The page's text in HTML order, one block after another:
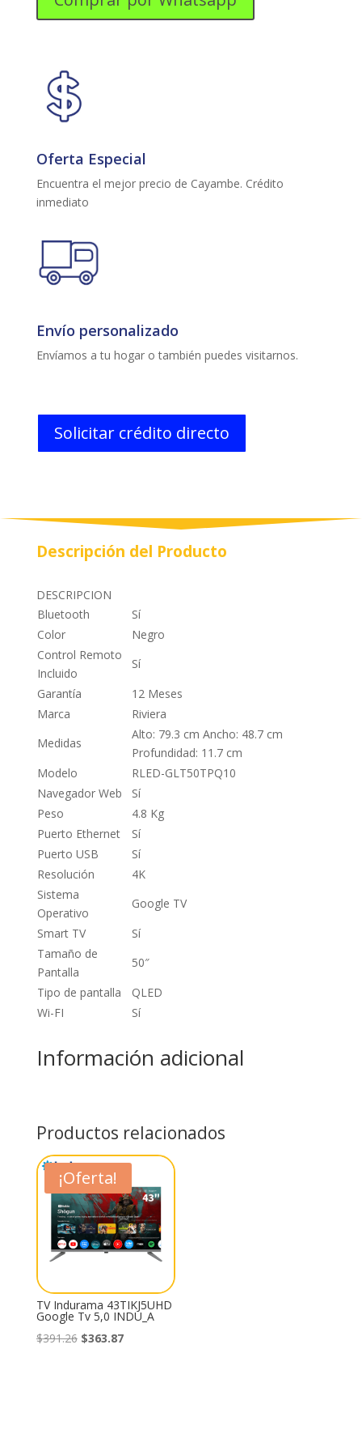
Oferta Especial
Encuentra el mejor precio de Cayambe. Crédito
inmediato
Envío personalizado
Envíamos a tu hogar o también puedes visitarnos.
Solicitar crédito directo
Descripción del Producto
DESCRIPCION
Bluetooth
Sí
Color
Negro
Control Remoto
Incluido
Sí
Garantía
12 Meses
Marca
Riviera
Medidas
Alto: 79.3 cm Ancho: 48.7 cm
Profundidad: 11.7 cm
Modelo
RLED-GLT50TPQ10
Navegador Web
Sí
Peso
4.8 Kg
Puerto Ethernet
Sí
Puerto USB
Sí
Resolución
4K
Sistema
Operativo
Google TV
Smart TV
Sí
Tamaño de
Pantalla
50″
Tipo de pantalla
QLED
Wi-FI
Sí
Información adicional
Productos relacionados
¡Oferta!
TV Indurama 43TIKJ5UHD
Google Tv 5,0 INDU_A
$391.26 El
$363.87El